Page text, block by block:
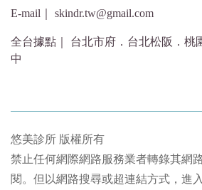
E-mail｜ skindr.tw@gmail.com
全台據點｜ 台北市府．台北松阪．桃
中
悠美診所 版權所有
禁止任何網際網路服務業者轉錄其網
閱。但以網路搜尋或超連結方式，進